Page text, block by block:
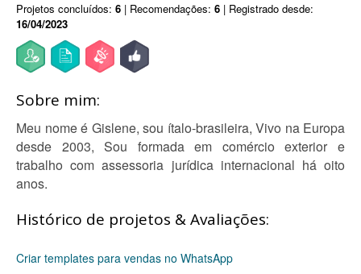
Projetos concluídos: 6 | Recomendações: 6 | Registrado desde:
16/04/2023
Sobre mim:
Meu nome é Gislene, sou ítalo-brasileira, Vivo na Europa
desde 2003, Sou formada em comércio exterior e
trabalho com assessoria jurídica internacional há oito
anos.
Histórico de projetos & Avaliações:
Criar templates para vendas no WhatsApp